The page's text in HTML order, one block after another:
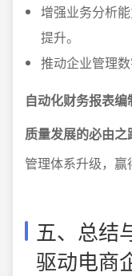
增强业务分析
提升。
推动企业管理
自动化财务报表
质量发展的必由之
管理体系升级，赢
五、总结
驱动电商